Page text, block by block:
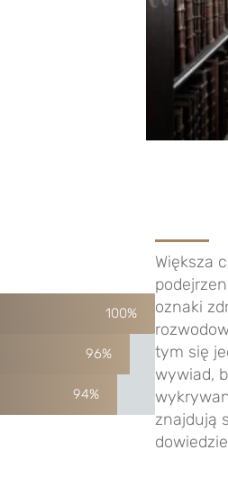
100%
96%
94%
Większa
oznaki
tym się
wywiad,
znajdują